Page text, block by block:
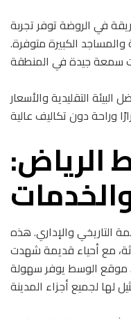
في الروضة توفر تجربة
الكبيرة متوفرة.
التقليدية والأسعار
الرياض:
التاريخي والإداري. هذه
مع أحياء قديمة شهدت
موقع الوسط يوفر سهولة